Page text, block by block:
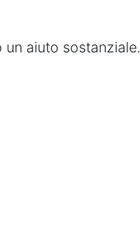
aiuto sostanziale.